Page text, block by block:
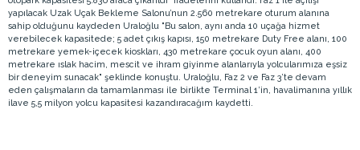
yapılacak Uzak Uçak Bekleme Salonu’nun 2.560 metrekare oturum alanına
sahip olduğunu kaydeden Uraloğlu "Bu salon, aynı anda 10 uçağa hizmet
verebilecek kapasitede; 5 adet çıkış kapısı, 150 metrekare Duty Free alanı, 100
metrekare yemek-içecek kioskları, 430 metrekare çocuk oyun alanı, 400
metrekare ıslak hacim, mescit ve ihram giyinme alanlarıyla yolcularımıza eşsiz
bir deneyim sunacak" şeklinde konuştu. Uraloğlu, Faz 2 ve Faz 3’te devam
eden çalışmaların da tamamlanması ile birlikte Terminal 1’in, havalimanına yıllık
ilave 5,5 milyon yolcu kapasitesi kazandıracağım kaydetti.